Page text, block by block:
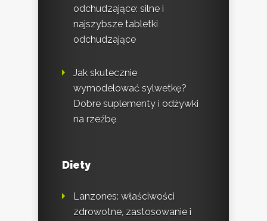
odchudzające: silne i
najszybsze tabletki
odchudzające
Jak skutecznie
wymodelować sylwetkę?
Dobre suplementy i odżywki
na rzeźbę
Diety
Lanzones: właściwości
zdrowotne, zastosowanie i